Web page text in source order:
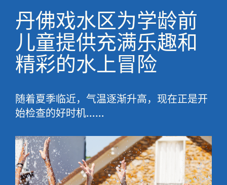
丹佛戏水区为学龄前
儿童提供充满乐趣和
精彩的水上冒险
随着夏季临近，气温逐渐升高，现在正是开
始检查的好时机……